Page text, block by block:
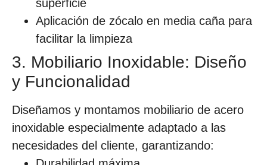
superficie
Aplicación de zócalo en media caña para
facilitar la limpieza
3. Mobiliario Inoxidable: Diseño
y Funcionalidad
Diseñamos y montamos mobiliario de acero
inoxidable especialmente adaptado a las
necesidades del cliente, garantizando: